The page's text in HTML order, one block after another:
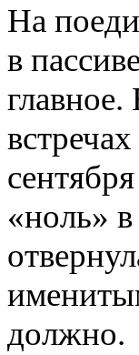
На
в
«ноль»
должно.